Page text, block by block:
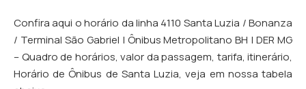
Confira aqui o horário da linha 4110 Santa Luzia / Bonanza
/ Terminal São Gabriel | Ônibus Metropolitano BH | DER MG
– Quadro de horários, valor da passagem, tarifa, itinerário,
Horário de Ônibus de Santa Luzia, veja em nossa tabela